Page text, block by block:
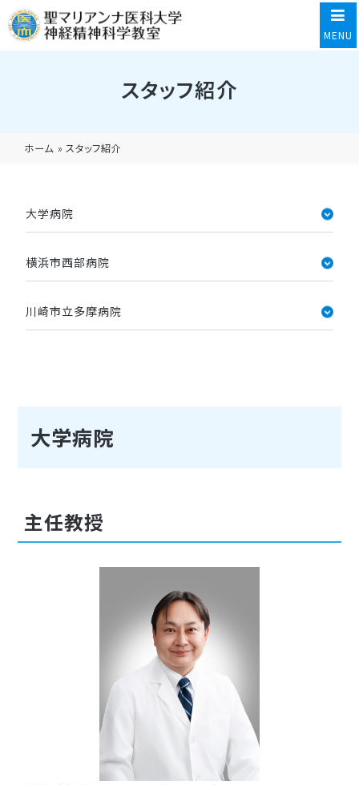
MENU
スタッフ紹介
ホーム » スタッフ紹介
大学病院
横浜市西部病院
川崎市立多摩病院
大学病院
主任教授